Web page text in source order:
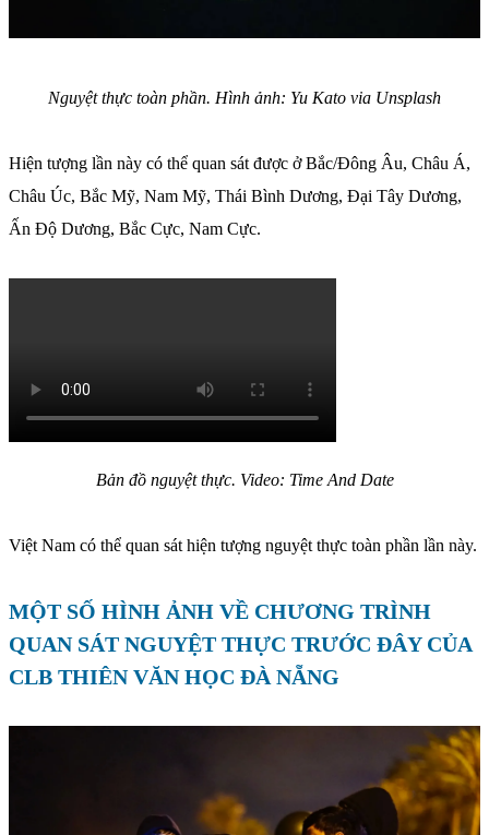
Nguyệt thực toàn phần. Hình ảnh: Yu Kato via Unsplash
Hiện tượng lần này có thể quan sát được ở Bắc/Đông Âu, Châu Á,
Châu Úc, Bắc Mỹ, Nam Mỹ, Thái Bình Dương, Đại Tây Dương,
Ấn Độ Dương, Bắc Cực, Nam Cực.
Bản đồ nguyệt thực. Video: Time And Date
Việt Nam có thể quan sát hiện tượng nguyệt thực toàn phần lần này.
MỘT SỐ HÌNH ẢNH VỀ CHƯƠNG TRÌNH
QUAN SÁT NGUYỆT THỰC TRƯỚC ĐÂY CỦA
CLB THIÊN VĂN HỌC ĐÀ NẴNG